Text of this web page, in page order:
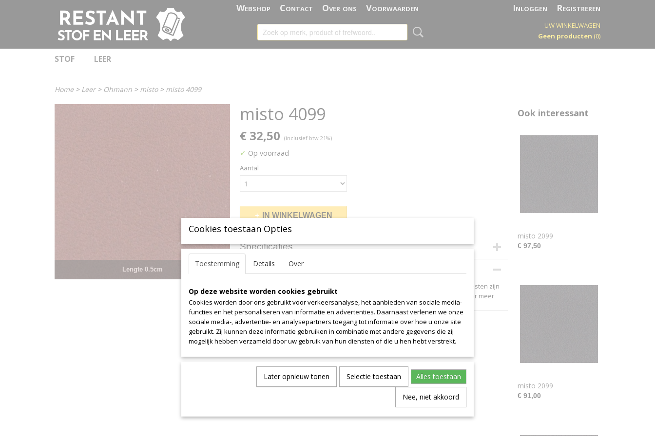
Webshop Contact Over ons Voorwaarden Inloggen Registreren
UW WINKELWAGEN
Geen producten (0)
STOF LEER
Home> Leer> Ohmann > misto> misto 4099
Lengte 0.5cm
misto 4099
€ 32,50 (inclusief btw 21%)
✓ Op voorraad
Aantal
IN WINKELWAGEN
Specificaties
Productcode leverancier
Omschrijving
Oppervlak 0.5 m2. Let op! Prijs is alleen voor dit uniek stuk. Overgebleven leerresten zijn
per definitie allemaal van onregelmatige vormen. Neem contact met ons op voor meer
informatie.
Ook interessant
misto 2099
€ 97,50
misto 2099
€ 91,00
Cookies toestaan Opties
Toestemming Details Over
Op deze website worden cookies gebruikt
Cookies worden door ons gebruikt voor verkeersanalyse, het aanbieden van sociale media-
functies en het personaliseren van informatie en advertenties. Daarnaast verlenen we onze
sociale media-, advertentie- en analysepartners toegang tot informatie over hoe u onze site
gebruikt. Zij kunnen deze informatie gebruiken in combinatie met andere gegevens die zij
mogelijk hebben verzameld door uw gebruik van hun diensten of die u hen hebt verstrekt.
Later opnieuw tonen Selectie toestaan Alles toestaan
Nee, niet akkoord